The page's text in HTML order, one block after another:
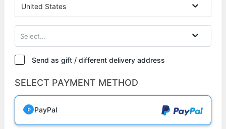
United States
Select...
Send as gift / different delivery address
SELECT PAYMENT METHOD
PayPal